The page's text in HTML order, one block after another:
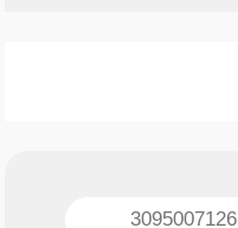
3095007126